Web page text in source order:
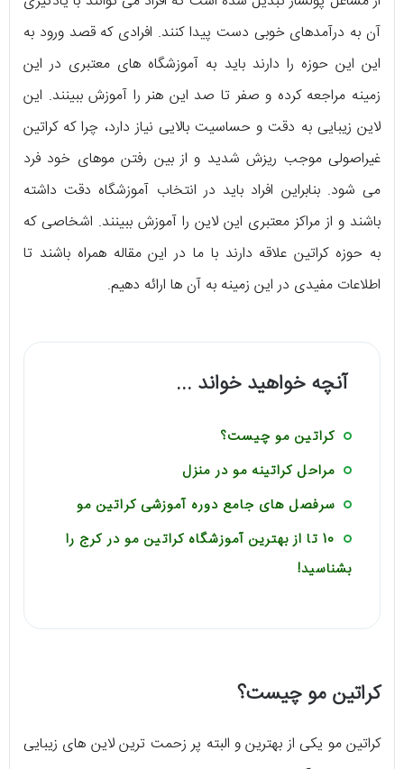
آن به درآمدهای خوبی دست پیدا کنند. افرادی که قصد ورود به
این این حوزه را دارند باید به آموزشگاه های معتبری در این
زمینه مراجعه کرده و صفر تا صد این هنر را آموزش ببینند. این
لاین زیبایی به دقت و حساسیت بالایی نیاز دارد، چرا که کراتین
غیراصولی موجب ریزش شدید و از بین رفتن موهای خود فرد
می شود. بنابراین افراد باید در انتخاب آموزشگاه دقت داشته
باشند و از مراکز معتبری این لاین را آموزش ببینند. اشخاصی که
به حوزه کراتین علاقه دارند با ما در این مقاله همراه باشند تا
اطلاعات مفیدی در این زمینه به آن ها ارائه دهیم.
آنچه خواهید خواند ...
کراتین مو چیست؟
مراحل کراتینه مو در منزل
سرفصل های جامع دوره آموزشی کراتین مو
10 تا از بهترین آموزشگاه کراتین مو در کرج را
بشناسید!
کراتین مو چیست؟
کراتین مو یکی از بهترین و البته پر زحمت ترین لاین های زیبایی